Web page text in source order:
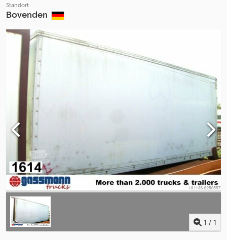
Standort
Bovenden
1 / 1